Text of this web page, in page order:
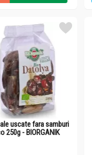
uscate fara samburi
250g - BIORGANIK